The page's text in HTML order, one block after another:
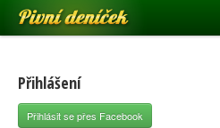
Pivní deníček
Pivní mapa
Pivní značky
Přihlášení
Přihlásit se přes Facebook